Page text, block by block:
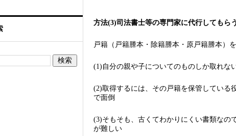
方法(3)司法書士等の専門家に代行してもらう
戸籍（戸籍謄本・除籍謄本・原戸籍謄本）
(1)自分の親や子についてのものしか取れな
(2)取得するには、その戸籍を保管している
で面倒
(3)そもそも、古くてわかりにくい書類なの
が難しい